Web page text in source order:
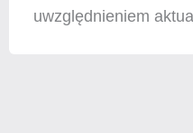
uwzględnieniem